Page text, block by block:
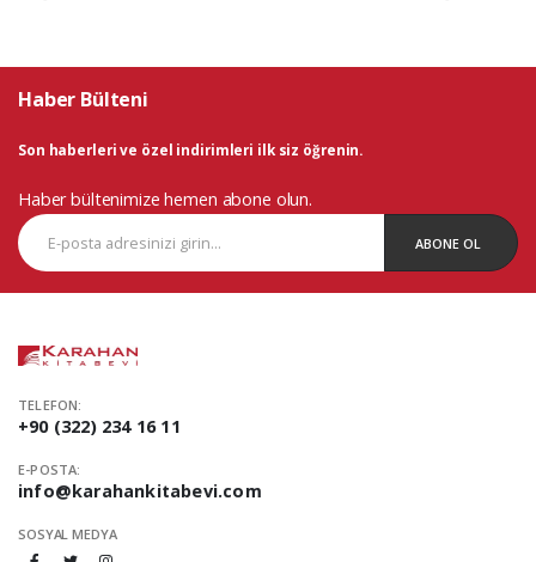
Haber Bülteni
Son haberleri ve özel indirimleri ilk siz öğrenin.
Haber bültenimize hemen abone olun.
ABONE OL
TELEFON:
+90 (322) 234 16 11
E-POSTA:
info@karahankitabevi.com
SOSYAL MEDYA